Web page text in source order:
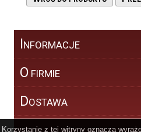
INFORMACJE
O FIRMIE
DOSTAWA
Korzystanie z tej witryny oznacza